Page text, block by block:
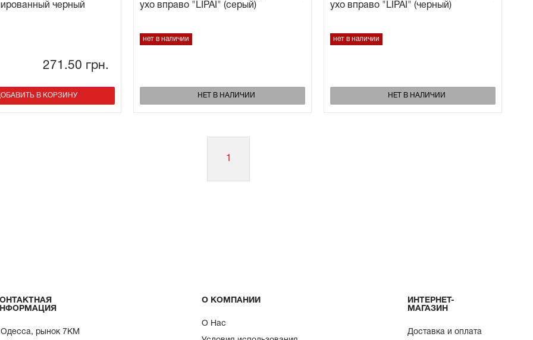
черный
271.50 грн.
В КОРЗИНУ
ухо вправо "LIPAI" (серый)
нет в наличии
НЕТ В НАЛИЧИИ
ухо вправо "LIPAI" (черный)
нет в наличии
НЕТ В НАЛИЧИИ
1
Одесса, рынок 7КМ
О КОМПАНИИ
О Нас
ИНТЕРНЕТ-
МАГАЗИН
Доставка и оплата